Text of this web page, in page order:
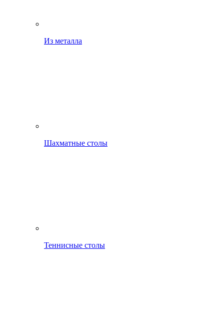
Из металла
Шахматные столы
Теннисные столы